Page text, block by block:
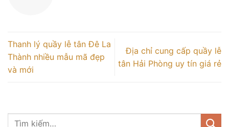
Thanh lý quầy lễ tân Đê La
Thành nhiều mẫu mã đẹp
và mới
Địa chỉ cung cấp quầy lễ
tân Hải Phòng uy tín giá rẻ